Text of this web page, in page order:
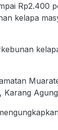
Rp2.400
kelapa